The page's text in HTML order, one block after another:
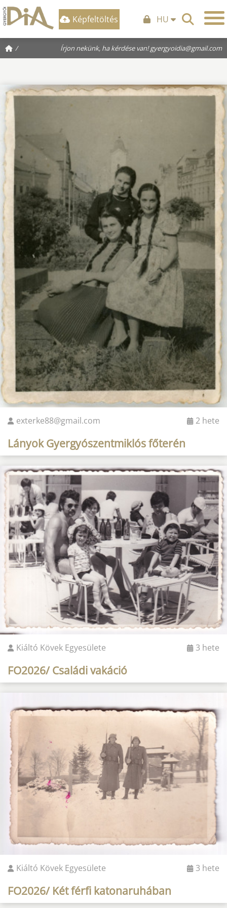
Képfeltöltés HU
/ Írjon nekünk, ha kérdése van!gyergyoidia@gmail.com
exterke88@gmail.com 2 hete
Lányok Gyergyószentmiklós főterén
Kiáltó Kövek Egyesülete 3 hete
FO2026/ Családi vakáció
Kiáltó Kövek Egyesülete 3 hete
FO2026/ Két férfi katonaruhában